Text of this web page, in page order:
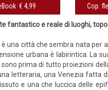
€ 4,99 Cop.
fantastico e reale di luoghi,
una città che sembra nata per
urbana è labirintica. La
prima di tutto proiezioni
letteraria, una Venezia fatta
e una che luccica delle